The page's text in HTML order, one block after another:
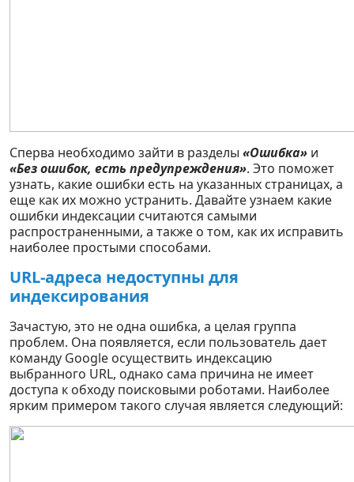
Сперва необходимо зайти в разделы «Ошибка» и
«Без ошибок, есть предупреждения». Это поможет
узнать, какие ошибки есть на указанных страницах, а
еще как их можно устранить. Давайте узнаем какие
ошибки индексации считаются самыми
распространенными, а также о том, как их исправить
наиболее простыми способами.
URL-адреса недоступны для
индексирования
Зачастую, это не одна ошибка, а целая группа
проблем. Она появляется, если пользователь дает
команду Google осуществить индексацию
выбранного URL, однако сама причина не имеет
доступа к обходу поисковыми роботами. Наиболее
ярким примером такого случая является следующий: